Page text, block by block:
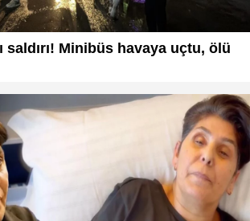
saldırı! Minibüs havaya uçtu, ölü